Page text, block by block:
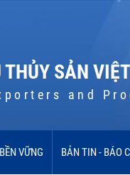
SẢN
and
VỮNG BẢN TIN - BÁO